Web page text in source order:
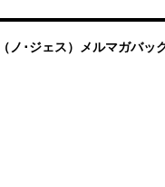
･ジェス）メルマガバッ